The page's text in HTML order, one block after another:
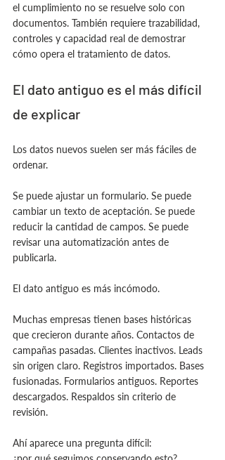
el cumplimiento no se resuelve solo con
documentos. También requiere trazabilidad,
controles y capacidad real de demostrar
cómo opera el tratamiento de datos.
El dato antiguo es el más difícil
de explicar
Los datos nuevos suelen ser más fáciles de
ordenar.
Se puede ajustar un formulario. Se puede
cambiar un texto de aceptación. Se puede
reducir la cantidad de campos. Se puede
revisar una automatización antes de
publicarla.
El dato antiguo es más incómodo.
Muchas empresas tienen bases históricas
que crecieron durante años. Contactos de
campañas pasadas. Clientes inactivos. Leads
sin origen claro. Registros importados. Bases
fusionadas. Formularios antiguos. Reportes
descargados. Respaldos sin criterio de
revisión.
Ahí aparece una pregunta difícil: